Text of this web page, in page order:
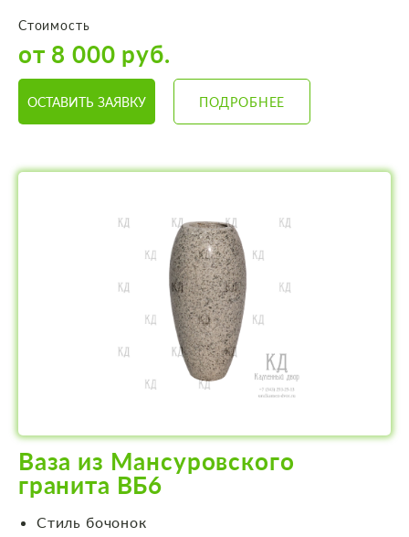
Стоимость
от 8 000 руб.
ОСТАВИТЬ ЗАЯВКУ ПОДРОБНЕЕ
Ваза из Мансуровского
гранита ВБ6
Стиль бочонок